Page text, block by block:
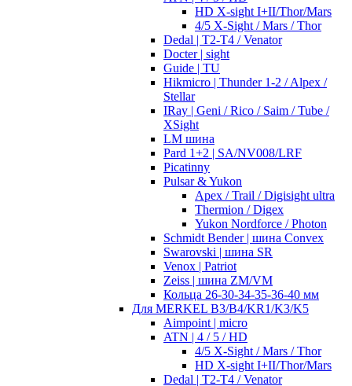
HD X-sight I+II/Thor/Mars
4/5 X-Sight / Mars / Thor
Dedal | T2-T4 / Venator
Docter | sight
Guide | TU
Hikmicro | Thunder 1-2 / Alpex /
Stellar
IRay | Geni / Rico / Saim / Tube /
XSight
LM шина
Pard 1+2 | SA/NV008/LRF
Picatinny
Pulsar & Yukon
Apex / Trail / Digisight ultra
Thermion / Digex
Yukon Nordforce / Photon
Schmidt Bender | шина Convex
Swarovski | шина SR
Venox | Patriot
Zeiss | шина ZM/VM
Кольца 26-30-34-35-36-40 мм
Для MERKEL B3/B4/KR1/K3/K5
Aimpoint | micro
ATN | 4 / 5 / HD
4/5 X-Sight / Mars / Thor
HD X-sight I+II/Thor/Mars
Dedal | T2-T4 / Venator